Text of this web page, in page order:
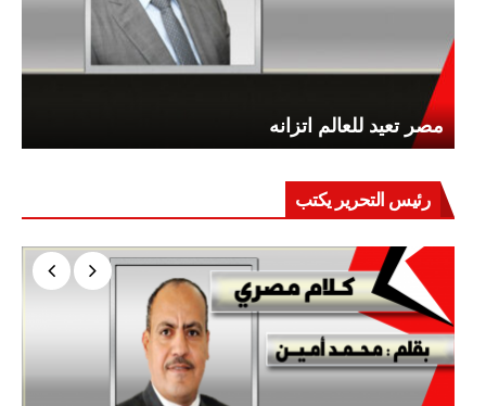
مصر تعيد للعالم اتزانه
رئيس التحرير يكتب